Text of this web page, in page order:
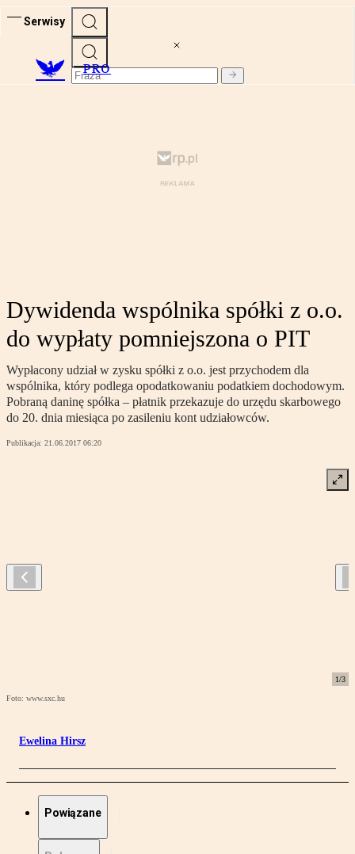
Serwisy
PRO
Dywidenda wspólnika spółki z o.o.
do wypłaty pomniejszona o PIT
Wypłacony udział w zysku spółki z o.o. jest przychodem dla
wspólnika, który podlega opodatkowaniu podatkiem dochodowym.
Pobraną daninę spółka – płatnik przekazuje do urzędu skarbowego
do 20. dnia miesiąca po zasileniu kont udziałowców.
Publikacja: 21.06.2017 06:20
1/3
Foto: www.sxc.hu
Ewelina Hirsz
Powiązane